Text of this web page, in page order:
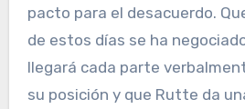
pacto para el desacuerdo.
de estos días se ha
llegará cada parte
su posición y que Rutte da